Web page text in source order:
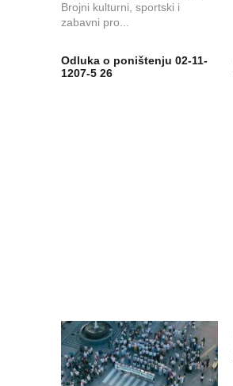
Brojni kulturni, sportski i
zabavni pro...
Odluka o poništenju 02-11-
1207-5 26